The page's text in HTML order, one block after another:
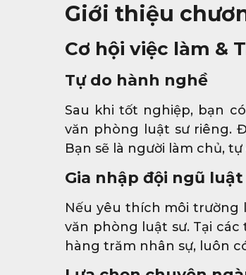
Giới thiệu
Cơ hội việc làm &
Tự do hành nghề
Sau khi tốt nghiệp, bạn
văn phòng luật sư riêng.
Bạn sẽ là người làm chủ,
Gia nhập đội ngũ
Nếu yêu thích môi trường
văn phòng luật sư. Tại
hàng trăm nhân sự, luôn